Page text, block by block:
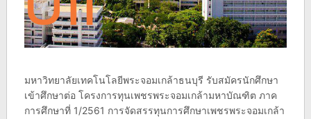
มหาวิทยาลัยเทคโนโลยีพระจอมเกล้าธนบุรี รับสมัครนักศึกษา
เข้าศึกษาต่อ โครงการทุนเพชรพระจอมเกล้ามหาบัณฑิต ภาค
การศึกษาที่ 1/2561 การจัดสรรทุนการศึกษาเพชรพระจอมเกล้า